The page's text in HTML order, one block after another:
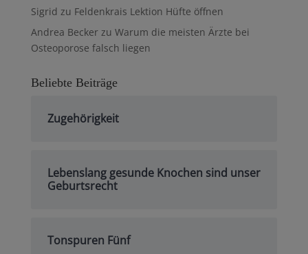
Sigrid zu Feldenkrais Lektion Hüfte öffnen
Andrea Beckerzu Warum die meisten Ärzte bei
Osteoporose falsch liegen
Beliebte Beiträge
Zugehörigkeit
Lebenslang gesunde Knochen sind unser
Geburtsrecht
Tonspuren Fünf